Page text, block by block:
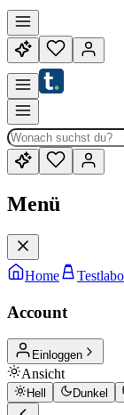
Menü
Home
Account
Einloggen
Ansicht
Hell Dunkel